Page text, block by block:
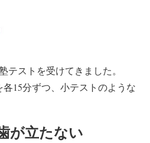
テストを受けてきました。
15分ずつ、小テストのような
が立たない